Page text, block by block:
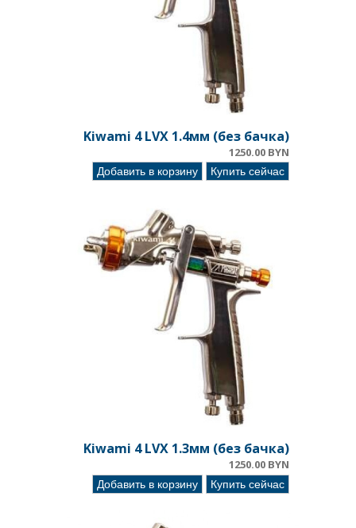
Kiwami 4 LVX 1.4мм (без бачка)
1250.00 BYN
Добавить в корзину Купить сейчас
Kiwami 4 LVX 1.3мм (без бачка)
1250.00 BYN
Добавить в корзину Купить сейчас